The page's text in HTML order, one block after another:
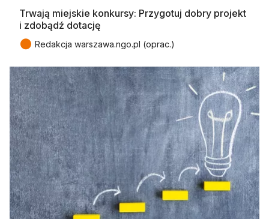
Trwają miejskie konkursy: Przygotuj dobry projekt
i zdobądź dotację
● Redakcja warszawa.ngo.pl (oprac.)